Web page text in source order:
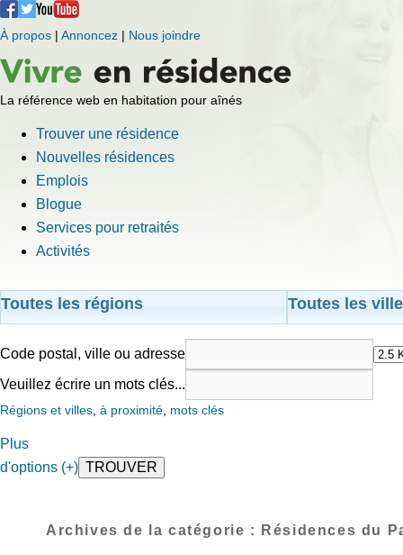
À propos | Annoncez | Nous joindre
La référence web en habitation pour aînés
Trouver une résidence
Nouvelles résidences
Emplois
Blogue
Services pour retraités
Activités
Toutes les régions Toutes les
Code postal, ville ou adresse
Veuillez écrire un mots clés...
Régions et villes à proximité mots clés
Plus
d'options (+)
Archives de la catégorie : Résidences du